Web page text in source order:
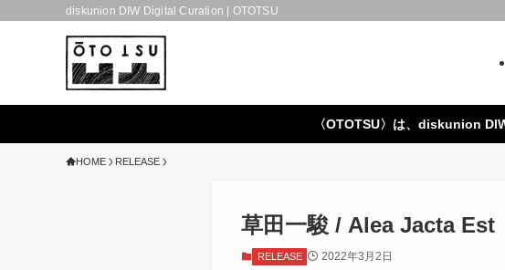
diskunion DIW Digital Curation | OTOTSU
〈OTOTSU〉は、diskunion
HOME RELEASE
草田一駿 / Alea Jacta Est
RELEASE 2022年3月2日